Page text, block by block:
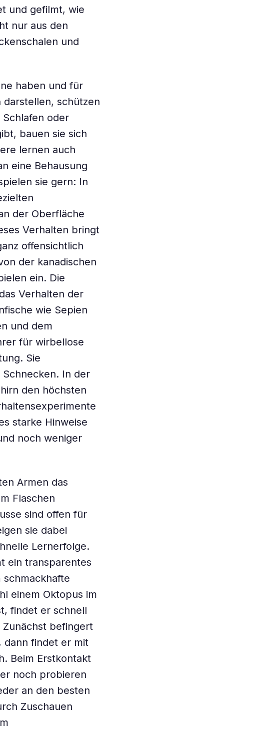
und gefilmt, wie
nur aus den
und
haben und für
darstellen, schützen
oder
bauen sie sich
lernen auch
eine Behausung
sie gern: In
der Oberfläche
Verhalten bringt
offensichtlich
der kanadischen
ein. Die
Verhalten der
wie Sepien
und dem
für wirbellose
Sie
In der
den höchsten
starke Hinweise
noch weniger
Armen das
Flaschen
sind offen für
sie dabei
Lernerfolge.
ein transparentes
schmackhafte
einem Oktopus im
findet er schnell
Zunächst befingert
dann findet er mit
Beim Erstkontakt
noch probieren
an den besten
Zuschauen